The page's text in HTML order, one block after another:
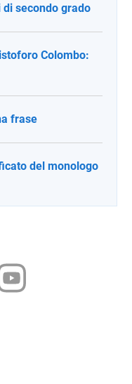
secondo grado
Colombo:
frase
del monologo